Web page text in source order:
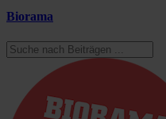
Biorama